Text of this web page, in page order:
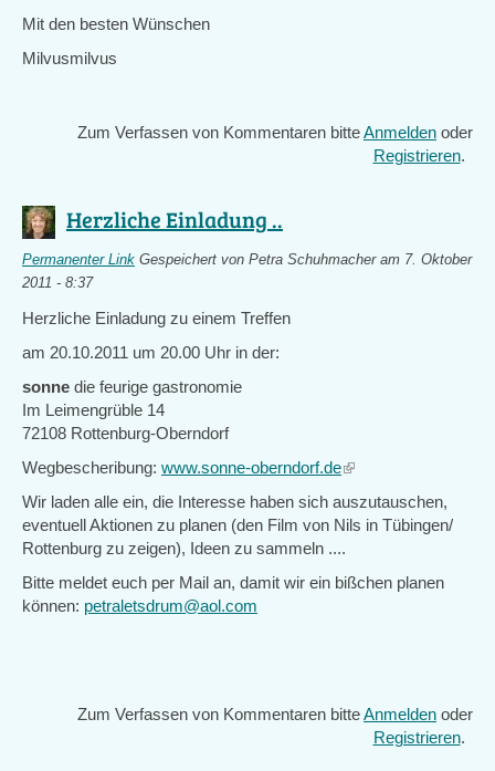
Mit den besten Wünschen
Milvusmilvus
Zum Verfassen von Kommentaren bitteAnmelden oder
Registrieren.
Herzliche Einladung ..
Permanenter Link Gespeichert von Petra Schuhmacheram 7. Oktober
2011 - 8:37
Herzliche Einladung zu einem Treffen
am 20.10.2011 um 20.00 Uhr in der:
sonne die feurige gastronomie
Im Leimengrüble 14
72108 Rottenburg-Oberndorf
Wegbescheribung: www.sonne-oberndorf.de(link
external)
Wir laden alle ein, die Interesse haben sich auszutauschen,
eventuell Aktionen zu planen (den Film von Nils in Tübingen/
Rottenburg zu zeigen), Ideen zu sammeln ....
Bitte meldet euch per Mail an, damit wir ein bißchen planen
können: petraletsdrum@aol.com
Zum Verfassen von Kommentaren bitteAnmelden oder
Registrieren.